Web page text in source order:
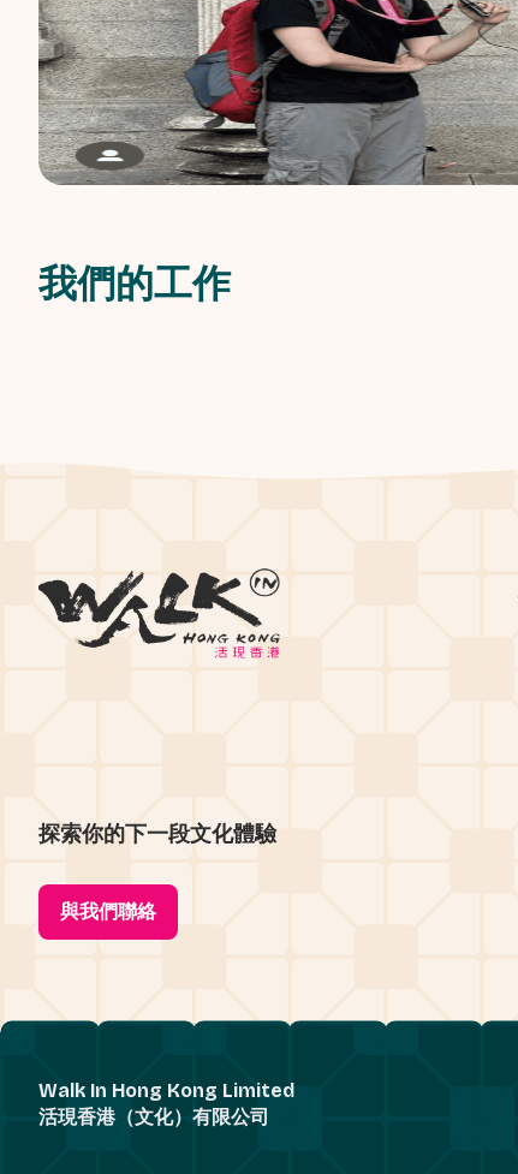
我們的工作
探索你的下一段文化體驗
與我們聯絡
Walk In Hong Kong Limited
活現香港（文化）有限公司